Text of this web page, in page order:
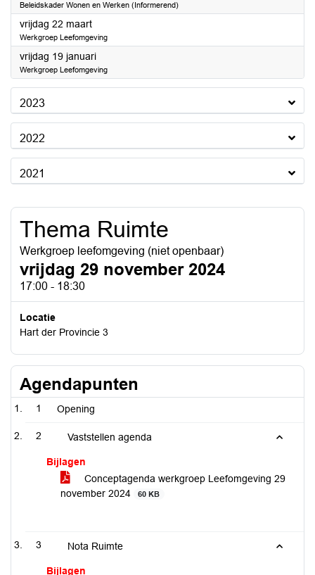
Beleidskader Wonen en Werken (Informerend)
vrijdag 22 maart2024
Werkgroep Leefomgeving
vrijdag 19 januari2024
Werkgroep Leefomgeving
2023
2022
2021
Thema Ruimte
Werkgroep leefomgeving (niet openbaar)
vrijdag 29 november 2024
17:00 - 18:30
Locatie
Hart der Provincie 3
Agendapunten
1 Opening
2 Vaststellen agenda
Bijlagen
Conceptagenda werkgroep Leefomgeving 29
november 2024
60 KB
3 Nota Ruimte
Bijlagen